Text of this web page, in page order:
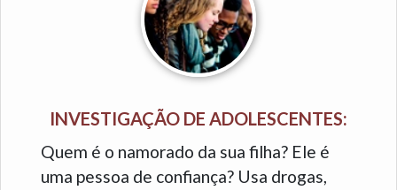
INVESTIGAÇÃO DE ADOLESCENTES:
Quem é o namorado da sua filha? Ele é
uma pessoa de confiança? Usa drogas,